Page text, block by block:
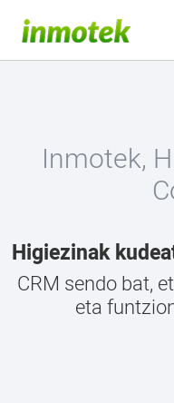
Inmotek,
Higiezinak
CRM sendo bat,
eta